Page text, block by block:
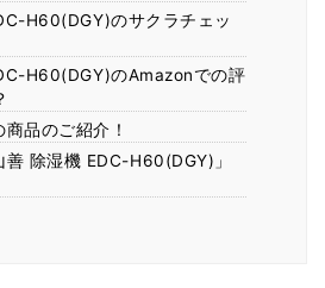
H60(DGY)のサクラチェッ
H60(DGY)のAmazonでの評
品のご紹介！
善 除湿機 EDC-H60(DGY)」